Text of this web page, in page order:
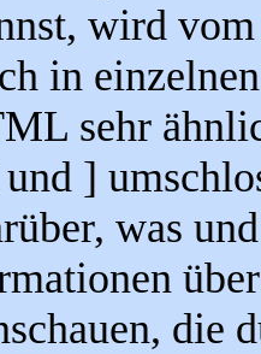
wird
in
sehr
]
was
die